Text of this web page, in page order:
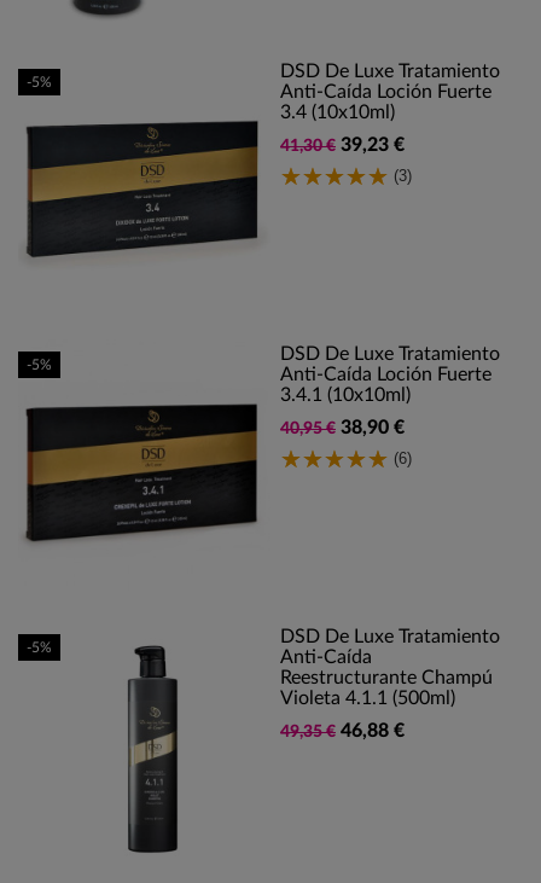
DSD De Luxe Tratamiento
Anti-Caída Loción Fuerte
3.4 (10x10ml)
41,30 € 39,23 €
(3)
-5%
DSD De Luxe Tratamiento
Anti-Caída Loción Fuerte
3.4.1 (10x10ml)
40,95 € 38,90 €
(6)
-5%
DSD De Luxe Tratamiento
Anti-Caída
Reestructurante Champú
Violeta 4.1.1 (500ml)
49,35 € 46,88 €
-5%